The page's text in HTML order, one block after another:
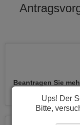
Beantragen Sie
Ups! Der
Bitte,